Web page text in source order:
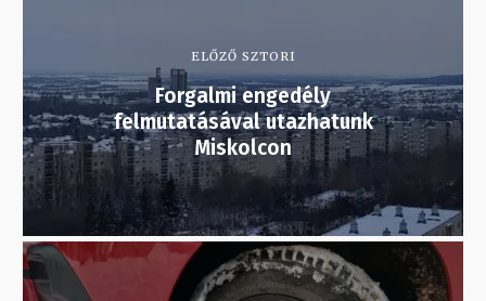
ELŐZŐ SZTORI
Forgalmi engedély
felmutatásával utazhatunk
Miskolcon